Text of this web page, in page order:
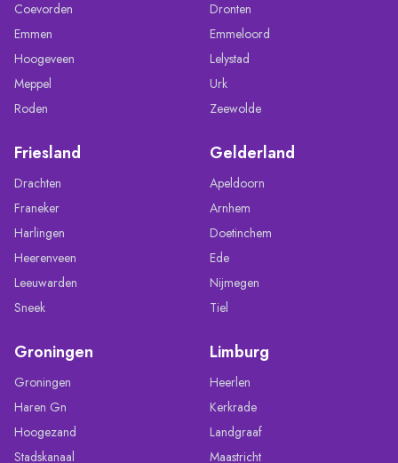
Coevorden
Emmen
Hoogeveen
Meppel
Roden
Dronten
Emmeloord
Lelystad
Urk
Zeewolde
Friesland
Drachten
Franeker
Harlingen
Heerenveen
Leeuwarden
Sneek
Gelderland
Apeldoorn
Arnhem
Doetinchem
Ede
Nijmegen
Tiel
Groningen
Groningen
Haren Gn
Hoogezand
Stadskanaal
Limburg
Heerlen
Kerkrade
Landgraaf
Maastricht